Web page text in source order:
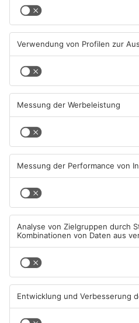
Kahlgrund-Gemeinden
wollen künftig enger
zusammenarbeiten
ASCHAFFENBURG
TOPNEWS